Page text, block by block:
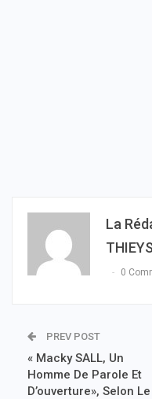
La
0
PREV POST
« Macky SALL, Un
Homme De Parole Et
D’ouverture», Selon Le